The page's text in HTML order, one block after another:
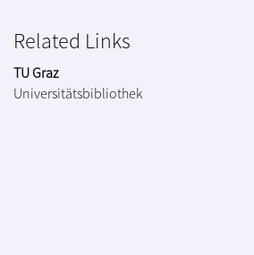
Related Links
TU Graz
Universitätsbibliothek